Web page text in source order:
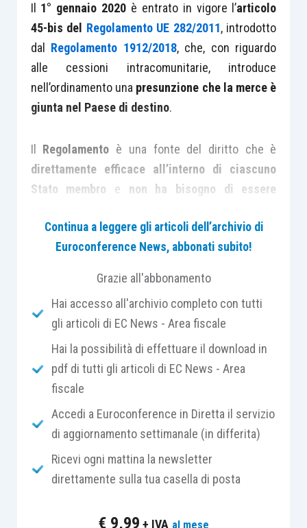
Il 1° gennaio 2020 è entrato in vigore l’articolo
45-bis del Regolamento UE 282/2011, introdotto
dal Regolamento 1912/2018, che, con riguardo
alle cessioni intracomunitarie, introduce
nell’ordinamento una presunzione che la merce è
giunta nel Paese di destino.
Il Regolamento è una fonte del diritto che è
direttamente efficace all’interno di ciascuno
Stato membro e non ha bisogno di essere
strumento legislativo proprio per cercare di
risolvere il problema presente in alcuni Stati
le prove che il contribuente deve fornireper
dimostrare che la merce ceduta è arrivata in altro
Stato dell’Unione e godere delregime di
esenzione(da noi chiamato “ non imponibilità
sullacessione intracomunitaria
Il Regolamentointroduce una presunzione a
sicuro
”, soprattutto per quelli residenti in Stati
normativa nazionale
Continua a leggere gli articoli dell’archivio di
Euroconference News, abbonati subito!
Grazie all'abbonamento
Hai accesso all'archivio completo con tutti
gli articoli di EC News - Area fiscale
Hai la possibilità di effettuare il download in
pdf di tutti gli articoli di EC News - Area
fiscale
Accedi a Euroconference in Diretta il servizio
di aggiornamento settimanale (in differita)
Ricevi ogni mattina la newsletter
direttamente sulla tua casella di posta
€ 9,99 + IVA al mese